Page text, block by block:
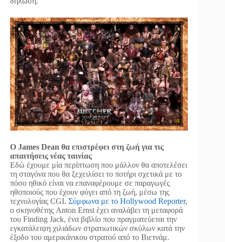
Ο James Dean θα επιστρέφει στη ζωή για τις
απαιτήσεις νέας ταινίας
Εδώ έχουμε μία περίπτωση που μάλλον θα αποτελέσει
τη σταγόνα που θα ξεχειλίσει το ποτήρι σχετικά με το
πόσο ηθικό είναι να επαναφέρουμε σε παραγωγές
ηθοποιούς που έχουν φύγει από τη ζωή, μέσω της
τεχνολογίας CGI. Σύμφωνα με το Hollywood Reporter,
ο σκηνοθέτης Anton Ernst έχει αναλάβει τη μεταφορά
του Finding Jack, ένα βιβλίο που πραγματεύεται την
εγκατάλειψη χιλιάδων στρατιωτικών σκύλων κατά την
έξοδο του αμερικάνικου στρατού από το Βιετνάμ.